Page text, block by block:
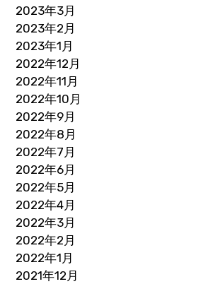
2023年3月
2023年2月
2023年1月
2022年12月
2022年11月
2022年10月
2022年9月
2022年8月
2022年7月
2022年6月
2022年5月
2022年4月
2022年3月
2022年2月
2022年1月
2021年12月